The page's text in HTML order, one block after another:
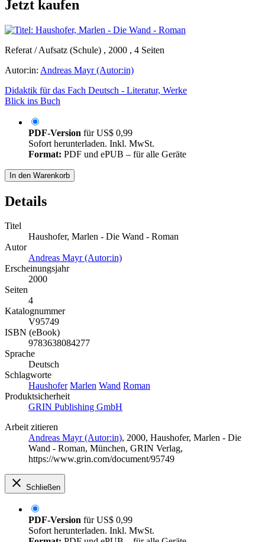
Jetzt kaufen
Referat / Aufsatz (Schule) , 2000 , 4 Seiten
Autor:in: Andreas Mayr (Autor:in)
Didaktik für das Fach Deutsch - Literatur, Werke
Blick ins Buch
PDF-Version fürUS$ 0,99
Sofort herunterladen. Inkl. MwSt.
Format: PDF und ePUB – für alle Geräte
In den Warenkorb
Details
Titel
Haushofer, Marlen - Die Wand - Roman
Autor
Andreas Mayr (Autor:in)
Erscheinungsjahr
2000
Seiten
4
Katalognummer
V95749
ISBN (eBook)
9783638084277
Sprache
Deutsch
Schlagworte
Haushofer Marlen Wand Roman
Produktsicherheit
GRIN Publishing GmbH
Arbeit zitieren
Andreas Mayr (Autor:in), 2000, Haushofer, Marlen - Die
Wand - Roman, München, GRIN Verlag,
https://www.grin.com/document/95749
Schließen
PDF-Version fürUS$ 0,99
Sofort herunterladen. Inkl. MwSt.